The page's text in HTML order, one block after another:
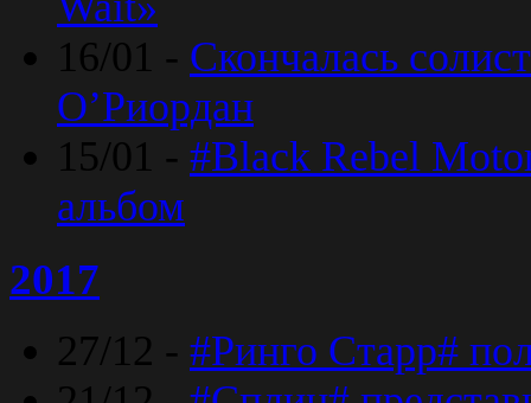
16/01 - Скончалась
O’Риордан
15/01 - #Black Rebel
альбом
2017
27/12 - #Ринго Старр#